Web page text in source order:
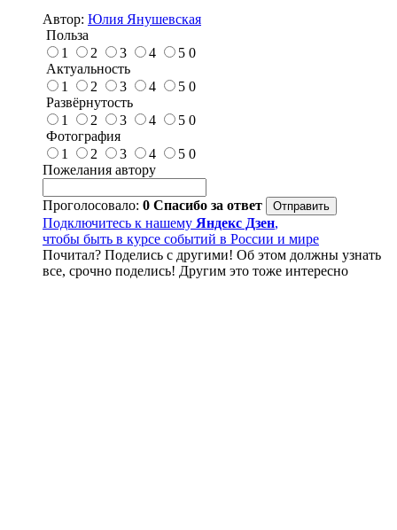
Автор: Юлия Янушевская
Польза
1
2 3 4 5 0
Актуальность
1
2 3 4 5 0
Развёрнутость
1
2 3 4 5 0
Фотография
1
2 3 4 5 0
Пожелания автору
Проголосовало: 0 Спасибо за ответ
Подключитесь к нашему Яндекс Дзен,
чтобы быть в курсе событий в России и мире
Почитал? Поделись с другими! Об этом должны узнать
все, срочно поделись! Другим это тоже интересно